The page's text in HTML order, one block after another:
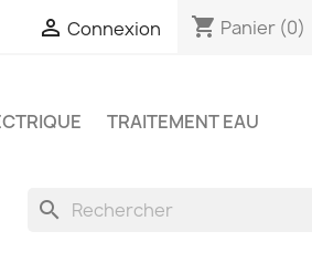
 Connexion shopping_cart Panier (0)
TRAITEMENT EAU
search